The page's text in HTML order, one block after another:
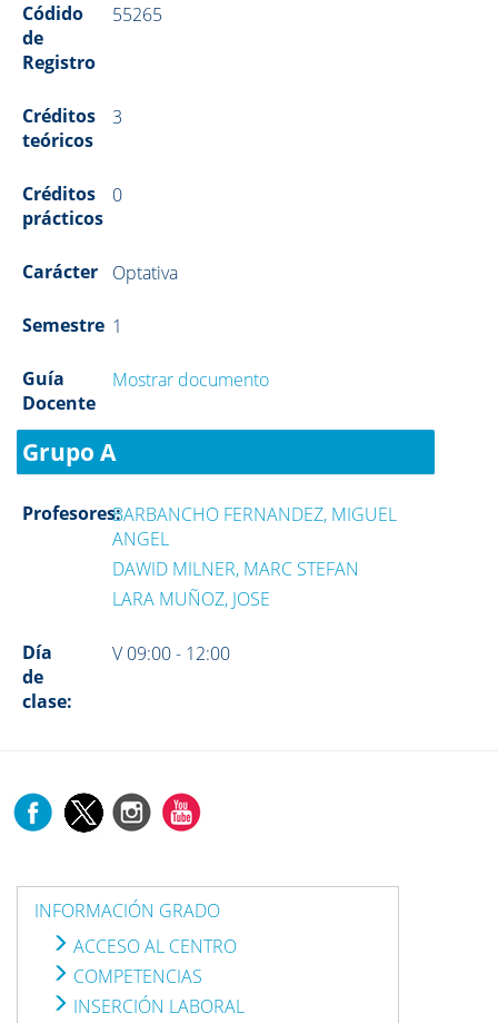
Códido
de
Registro
55265
Créditos
teóricos
3
Créditos
prácticos
0
Carácter Optativa
Semestre 1
Guía
Docente
Mostrar documento
Grupo A
Profesores:BARBANCHO FERNANDEZ, MIGUEL
ANGEL
DAWID MILNER, MARC STEFAN
LARA MUÑOZ, JOSE
Día
de
clase:
V 09:00 - 12:00
INFORMACIÓN GRADO
ACCESO AL CENTRO
COMPETENCIAS
INSERCIÓN LABORAL